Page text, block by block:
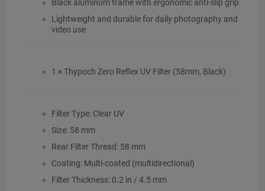
Black aluminum frame with ergonomic anti-slip grip
Lightweight and durable for daily photography and
video use
1 × Thypoch Zero Reflex UV Filter (58mm, Black)
Filter Type: Clear UV
Size: 58 mm
Rear Filter Thread: 58 mm
Coating: Multi-coated (multidirectional)
Filter Thickness: 0.2 in / 4.5 mm